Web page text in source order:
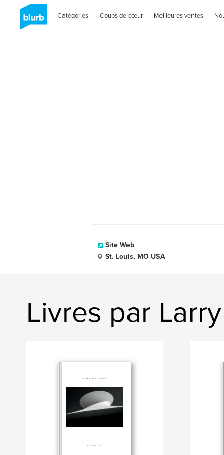
Catégories Coups de cœur Meilleures ventes
Site Web
St. Louis, MO USA
Livres par